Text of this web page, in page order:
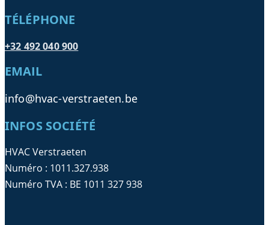
TÉLÉPHONE
+32 492 040 900
EMAIL
info@hvac-verstraeten.be
INFOS SOCIÉTÉ
HVAC Verstraeten
Numéro : 1011.327.938
Numéro TVA : BE 1011 327 938